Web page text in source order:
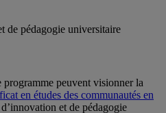
de pédagogie universitaire
programme peuvent visionner la
en études des communautés en
et de pédagogie